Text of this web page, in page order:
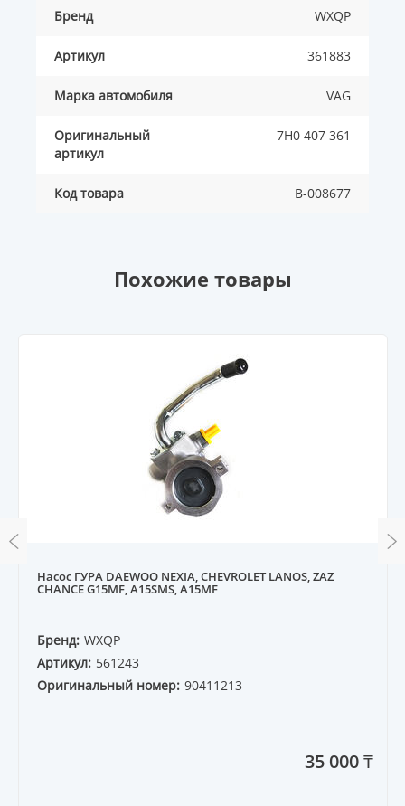
Бренд WXQP
Артикул 361883
Марка автомобиля VAG
Оригинальный
артикул
7H0 407 361
Код товара B-008677
Похожие товары
Насос ГУРА DAEWOO NEXIA, CHEVROLET LANOS, ZAZ
CHANCE G15MF, A15SMS, A15MF
Бренд: WXQP
Артикул: 561243
Оригинальный номер: 90411213
35 000 ₸